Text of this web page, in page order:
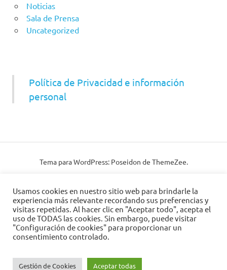
Noticias
Sala de Prensa
Uncategorized
Política de Privacidad e información
personal
Tema para WordPress: Poseidon de ThemeZee.
Usamos cookies en nuestro sitio web para brindarle la
experiencia más relevante recordando sus preferencias y
visitas repetidas. Al hacer clic en "Aceptar todo", acepta el
uso de TODAS las cookies. Sin embargo, puede visitar
"Configuración de cookies" para proporcionar un
consentimiento controlado.
Gestión de Cookies Aceptar todas